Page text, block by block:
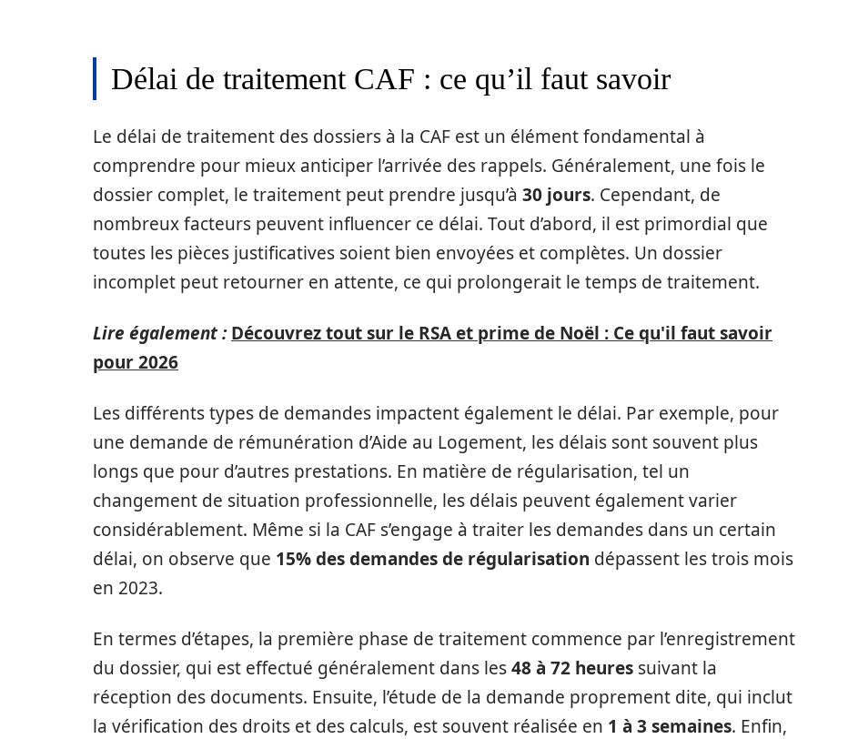
Délai de traitement CAF : ce qu’il faut savoir
Le délai de traitement des dossiers à la CAF est un élément fondamental à
comprendre pour mieux anticiper l’arrivée des rappels. Généralement, une fois le
dossier complet, le traitement peut prendre jusqu’à 30 jours. Cependant, de
nombreux facteurs peuvent influencer ce délai. Tout d’abord, il est primordial que
toutes les pièces justificatives soient bien envoyées et complètes. Un dossier
incomplet peut retourner en attente, ce qui prolongerait le temps de traitement.
Lire également : Découvrez tout sur le RSA et prime de Noël : Ce qu'il faut savoir
pour 2026
Les différents types de demandes impactent également le délai. Par exemple, pour
une demande de rémunération d’Aide au Logement, les délais sont souvent plus
longs que pour d’autres prestations. En matière de régularisation, tel un
changement de situation professionnelle, les délais peuvent également varier
considérablement. Même si la CAF s’engage à traiter les demandes dans un certain
délai, on observe que 15% des demandes de régularisation dépassent les trois mois
en 2023.
En termes d’étapes, la première phase de traitement commence par l’enregistrement
du dossier, qui est effectué généralement dans les48 à 72 heures suivant la
réception des documents. Ensuite, l’étude de la demande proprement dite, qui inclut
la vérification des droits et des calculs, est souvent réalisée en 1 à 3 semaines. Enfin,